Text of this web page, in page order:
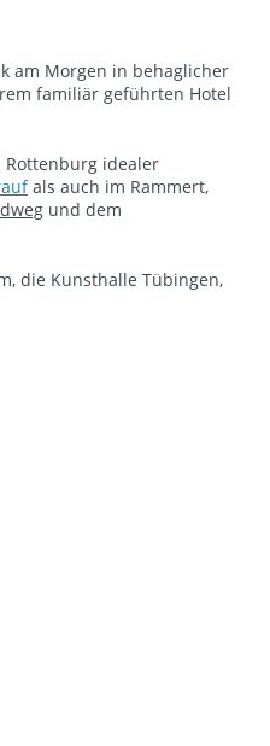
am Morgen in behaglicher
familiär geführten Hotel
Rottenburg idealer
als auch im Rammert,
und dem
die Kunsthalle Tübingen,